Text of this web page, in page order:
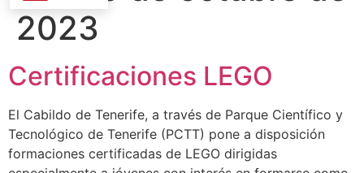
2023
Certificaciones LEGO
El Cabildo de Tenerife, a través de Parque Científico y
Tecnológico de Tenerife (PCTT) pone a disposición
formaciones certificadas de LEGO dirigidas